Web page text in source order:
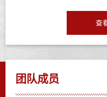
查
团队成员